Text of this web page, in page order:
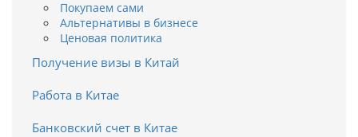
Покупаем сами
Альтернативы в бизнесе
Ценовая политика
Получение визы в Китай
Работа в Китае
Банковский счет в Китае